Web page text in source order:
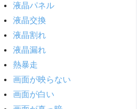
液晶パネル
液晶交換
液晶割れ
液晶漏れ
熱暴走
画面が映らない
画面が白い